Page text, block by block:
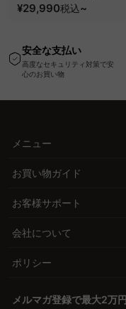
ク・コンセント・
ー機能搭載ワークデス
ク
¥29,990税込~
安全な支払い
高度なセキュリティ対策で安
心のお買い物
メニュー
お買い物ガイド
お客様サポート
会社について
ポリシー
メルマガ登録で最大2万